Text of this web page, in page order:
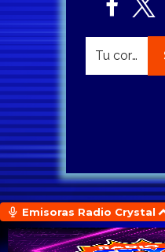
Emisoras Radio Crystal